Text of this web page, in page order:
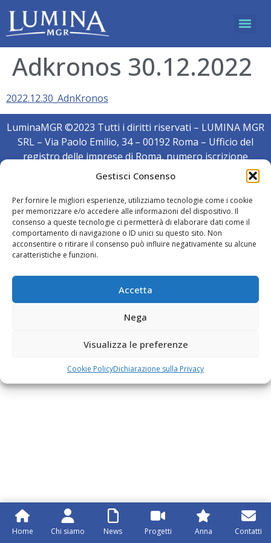
Gestisci Consenso
Per fornire le migliori esperienze, utilizziamo tecnologie come i cookie
per memorizzare e/o accedere alle informazioni del dispositivo. Il
consenso a queste tecnologie ci permetterà di elaborare dati come il
comportamento di navigazione o ID unici su questo sito. Non
acconsentire o ritirare il consenso può influire negativamente su alcune
caratteristiche e funzioni.
Accetta
Nega
Visualizza le preferenze
Cookie PolicyDichiarazione sulla Privacy
Adkronos 30.12.2022
2022.12.30_AdnKronos
LuminaMGR ©2023 Tutti i diritti riservati – LUMINA MGR
SRL – Via Paolo Emilio, 34 – 00192 Roma – Ufficio del
registro delle imprese di Roma, numero iscrizione
1671710 – Capitale sociale interamente versato euro
Cookie policy|Privacy policy| Web consultant: Lauryn.it
Home Chi siamo News Progetti Anna Contatti